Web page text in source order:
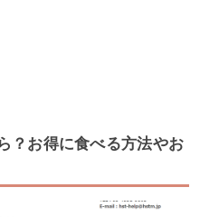
？お得に食べる方法やお